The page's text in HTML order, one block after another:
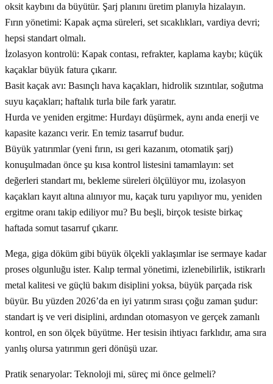
oksit kaybını da büyütür. Şarj planını üretim planıyla hizalayın.
Fırın yönetimi: Kapak açma süreleri, set sıcaklıkları, vardiya devri;
hepsi standart olmalı.
İzolasyon kontrolü: Kapak contası, refrakter, kaplama kaybı; küçük
kaçaklar büyük fatura çıkarır.
Basit kaçak avı: Basınçlı hava kaçakları, hidrolik sızıntılar, soğutma
suyu kaçakları; haftalık turla bile fark yaratır.
Hurda ve yeniden ergitme: Hurdayı düşürmek, aynı anda enerji ve
kapasite kazancı verir. En temiz tasarruf budur.
Büyük yatırımlar (yeni fırın, ısı geri kazanım, otomatik şarj)
konuşulmadan önce şu kısa kontrol listesini tamamlayın: set
değerleri standart mı, bekleme süreleri ölçülüyor mu, izolasyon
kaçakları kayıt altına alınıyor mu, kaçak turu yapılıyor mu, yeniden
ergitme oranı takip ediliyor mu? Bu beşli, birçok tesiste birkaç
haftada somut tasarruf çıkarır.
Mega, giga döküm gibi büyük ölçekli yaklaşımlar ise sermaye kadar
proses olgunluğu ister. Kalıp termal yönetimi, izlenebilirlik, istikrarlı
metal kalitesi ve güçlü bakım disiplini yoksa, büyük parçada risk
büyür. Bu yüzden 2026’da en iyi yatırım sırası çoğu zaman şudur:
standart iş ve veri disiplini, ardından otomasyon ve gerçek zamanlı
kontrol, en son ölçek büyütme. Her tesisin ihtiyacı farklıdır, ama sıra
yanlış olursa yatırımın geri dönüşü uzar.
Pratik senaryolar: Teknoloji mi, süreç mi önce gelmeli?